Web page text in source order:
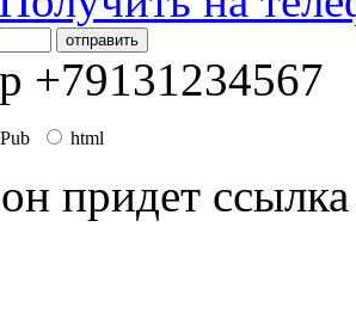
+79131234567
html
придет